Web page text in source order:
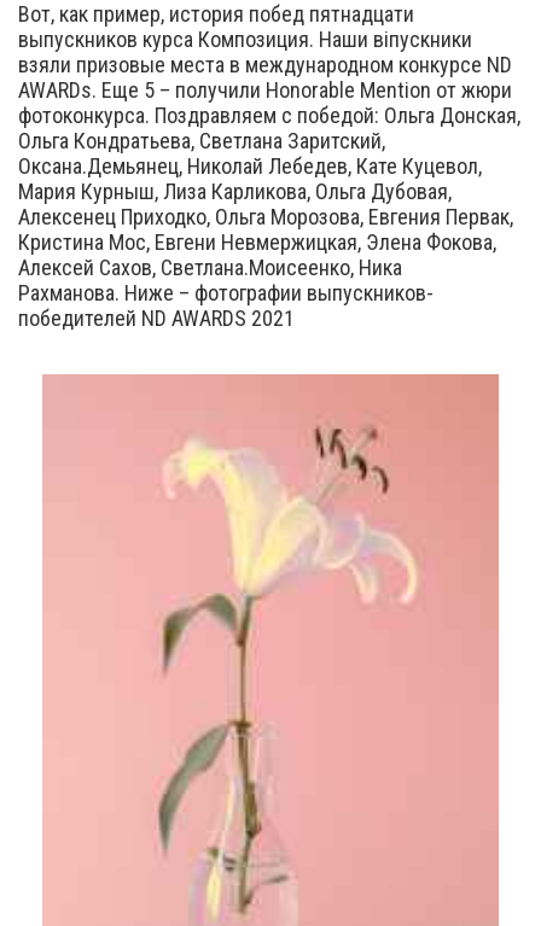
Вот, как пример, история побед пятнадцати
выпускников курса Композиция. Наши віпускники
взяли призовые места в международном конкурсе ND
AWARDs. Еще 5 – получили Honorable Mention от жюри
фотоконкурса. Поздравляем с победой: Ольга Донская,
Ольга Кондратьева, Светлана Заритский,
Оксана.Демьянец, Николай Лебедев, Кате Куцевол,
Мария Курныш, Лиза Карликова, Ольга Дубовая,
Алексенец Приходко, Ольга Морозова, Евгения Первак,
Кристина Мос, Евгени Невмержицкая, Элена Фокова,
Алексей Сахов, Светлана.Моисеенко, Ника
Рахманова. Ниже – фотографии выпускников-
победителей ND AWARDS 2021